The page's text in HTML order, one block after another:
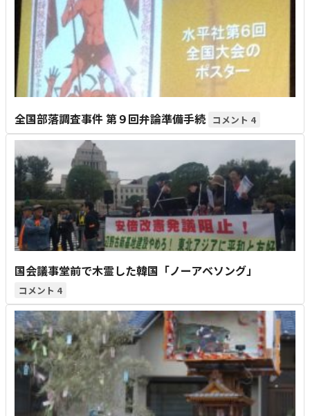
全国部落調査事件 第９回弁論準備手続 4
国会議事堂前で木霊した韓国「ノーアベソング」
4